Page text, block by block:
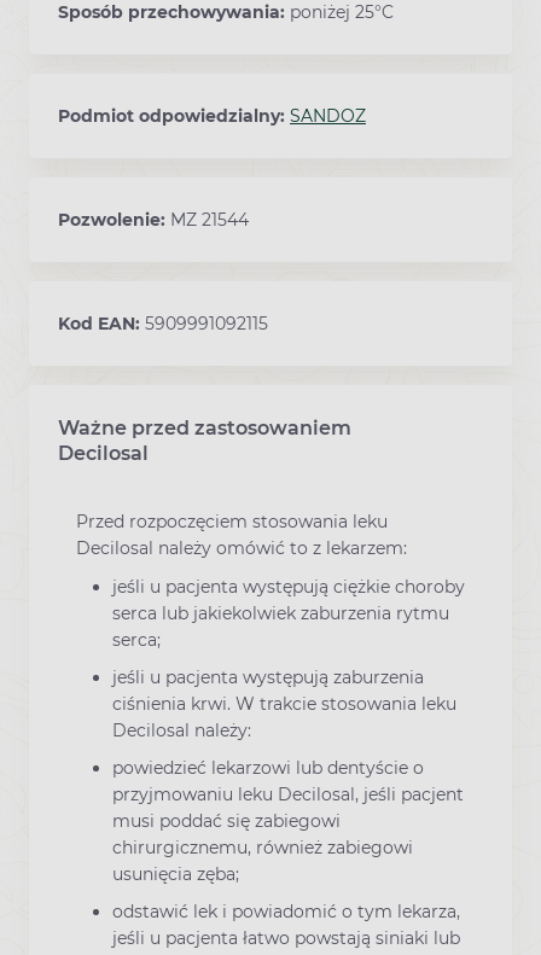
Sposób przechowywania: poniżej 25°C
Podmiot odpowiedzialny: SANDOZ
Pozwolenie: MZ 21544
Kod EAN: 5909991092115
Ważne przed zastosowaniem
Ostrzeżenia dotyczące stosowania leku
Decilosal
Przed rozpoczęciem stosowania leku
Decilosal należy omówić to z lekarzem:
jeśli u pacjenta występują ciężkie choroby
serca lub jakiekolwiek zaburzenia rytmu
serca;
jeśli u pacjenta występują zaburzenia
ciśnienia krwi. W trakcie stosowania leku
Decilosal należy:
powiedzieć lekarzowi lub dentyście o
przyjmowaniu leku Decilosal, jeśli pacjent
musi poddać się zabiegowi
chirurgicznemu, również zabiegowi
usunięcia zęba;
odstawić lek i powiadomić o tym lekarza,
jeśli u pacjenta łatwo powstają siniaki lub